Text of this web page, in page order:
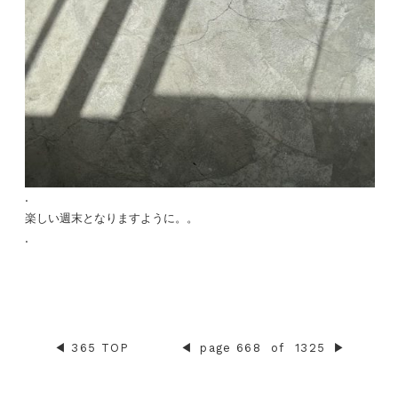
.
楽しい週末となりますように。。
.
◀︎ 365 TOP ◀︎ page 668 of 1325 ▶︎